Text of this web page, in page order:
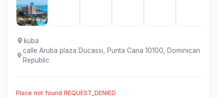
kuba
calle Aruba plaza Ducassi, Punta Cana 10100, Dominican
Republic
Place not found REQUEST_DENIED